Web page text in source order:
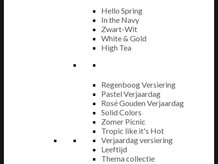
Hello Spring
In the Navy
Zwart-Wit
White & Gold
High Tea
Regenboog Versiering
Pastel Verjaardag
Rosé Gouden Verjaardag
Solid Colors
Zomer Picnic
Tropic like it's Hot
Verjaardag versiering
Leeftijd
Thema collectie